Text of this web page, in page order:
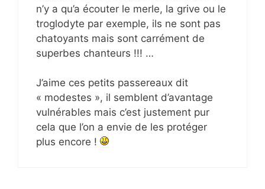
n’y a qu’a écouter le merle, la grive ou le
troglodyte par exemple, ils ne sont pas
chatoyants mais sont carrément de
superbes chanteurs !!! …
J’aime ces petits passereaux dit
« modestes », il semblent d’avantage
vulnérables mais c’est justement pur
cela que l’on a envie de les protéger
plus encore !